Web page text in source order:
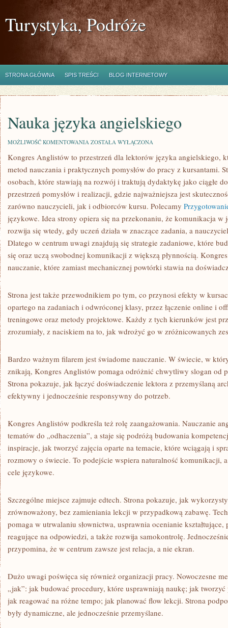
Turystyka, Podróże
STRONA GŁÓWNA SPIS TREŚCI BLOG INTERNETOWY
Nauka języka angielskiego
MOŻLIWOŚĆ KOMENTOWANIA NAUKA
ANGIELSKIEGO
ZOSTAŁA WYŁĄCZONA
Kongres Anglistów to przestrzeń dla lektorów języka angielskiego,
metod nauczania i praktycznych pomysłów do pracy z kursantami.
osobach, które stawiają na rozwój i traktują dydaktykę jako ciągłe
przestrzeń pomysłów i realizacji, gdzie najważniejsza jest
zarówno nauczycieli, jak i odbiorców kursu. Polecamy
językowe. Idea strony opiera się na przekonaniu, że komunikacja
rozwija się wtedy, gdy uczeń działa w znaczące zadania, a
Dlatego w centrum uwagi znajdują się strategie zadaniowe, które
się oraz uczą swobodnej komunikacji z większą płynnością.
nauczanie, które zamiast mechanicznej powtórki stawia na
Strona jest także przewodnikiem po tym, co przynosi efekty w
opartego na zadaniach i odwróconej klasy, przez łączenie online i
treningowe oraz metody projektowe. Każdy z tych kierunków jest
zrozumiały, z naciskiem na to, jak wdrożyć go w zróżnicowanych
Bardzo ważnym filarem jest świadome nauczanie. W świecie, w
znikają, Kongres Anglistów pomaga odróżnić chwytliwy slogan od
Strona pokazuje, jak łączyć doświadczenie lektora z przemyślaną
efektywny i jednocześnie responsywny do potrzeb.
Kongres Anglistów podkreśla też rolę zaangażowania. Nauczanie
tematów do „odhaczenia”, a staje się podróżą budowania
inspiracje, jak tworzyć zajęcia oparte na temacie, które wciągają i
rozmowy o świecie. To podejście wspiera naturalność komunikacji,
cele językowe.
Szczególne miejsce zajmuje edtech. Strona pokazuje, jak
zrównoważony, bez zamieniania lekcji w przypadkową zabawę.
pomaga w utrwalaniu słownictwa, usprawnia ocenianie kształtujące,
reagujące na odpowiedzi, a także rozwija samokontrolę.
przypomina, że w centrum zawsze jest relacja, a nie ekran.
Dużo uwagi poświęca się również organizacji pracy. Nowoczesne
„jak”: jak budować procedury, które usprawniają naukę; jak
jak reagować na różne tempo; jak planować flow lekcji. Strona
były dynamiczne, ale jednocześnie przemyślane.